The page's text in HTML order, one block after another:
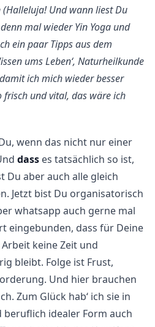
Und wann liest Du
mal wieder Yin Yoga und
ein paar Tipps aus dem
ums Leben‘, Naturheilkunde
ich mich wieder besser
und vital, das wäre ich
wenn das nicht nur einer
dass es tatsächlich so ist,
Du aber auch alle gleich
Jetzt bist Du organisatorisch
whatsapp auch gerne mal
eingebunden, dass für Deine
keine Zeit und
bleibt. Folge ist Frust,
Und hier brauchen
Zum Glück hab‘ ich sie in
idealer Form auch